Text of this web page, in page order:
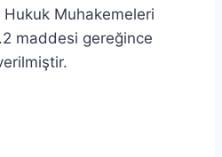
Hukuk Muhakemeleri
maddesi gereğince